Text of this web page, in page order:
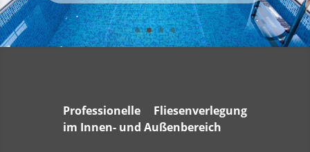
Professionelle Fliesenverlegung
im Innen- und Außenbereich